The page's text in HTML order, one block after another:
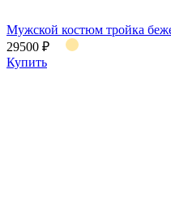
Мужской костюм тройка
29500 ₽
Купить